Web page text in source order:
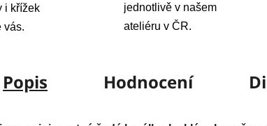
i křížek
vás.
jednotlivě v našem
ateliéru v ČR.
Popis Hodnocení